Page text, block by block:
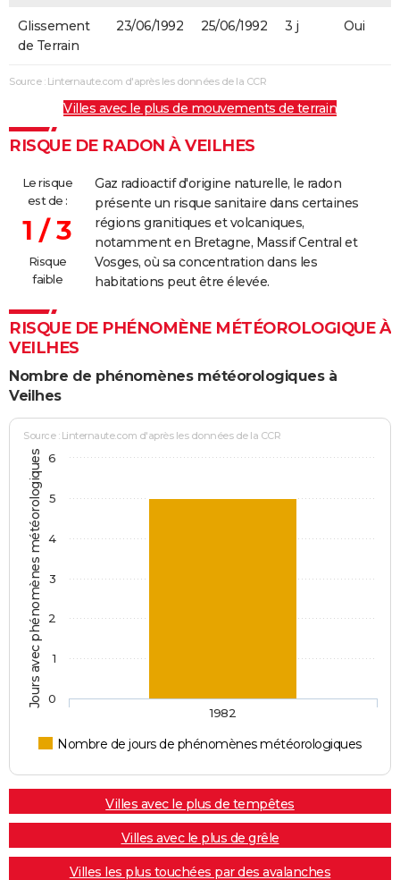
Glissement
de Terrain
23/06/1992 25/06/1992 3 j Oui
Source : Linternaute.com d'après les données de la CCR
Villes avec le plus de mouvements de terrain
RISQUE DE RADON À VEILHES
Le risque
est de :
1 / 3
Risque
faible
Gaz radioactif d'origine naturelle, le radon
présente un risque sanitaire dans certaines
régions granitiques et volcaniques,
notamment en Bretagne, Massif Central et
Vosges, où sa concentration dans les
habitations peut être élevée.
RISQUE DE PHÉNOMÈNE MÉTÉOROLOGIQUE À
VEILHES
Nombre de phénomènes météorologiques à
Veilhes
Jours avec phénomènes météorologiques
Source : Linternaute.com d'après les données de la CCR
Nombre de jours de phénomènes météorologiques
1982
0
1
2
3
4
5
6
Villes avec le plus de tempêtes
Villes avec le plus de grêle
Villes les plus touchées par des avalanches